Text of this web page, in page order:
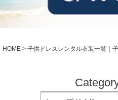
シューズ
アウター
Recital & Concours
舞台で輝くステージ衣装
創業2003年からの想い
HOME 子供ドレスレンタル衣装一覧｜